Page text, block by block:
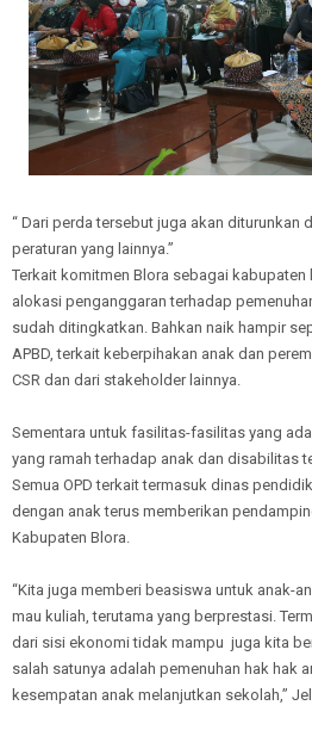
“ Dari perda tersebut juga akan diturunkan
peraturan yang lainnya.”
Terkait komitmen Blora sebagai kabupaten
alokasi penganggaran terhadap
sudah ditingkatkan. Bahkan naik hampir
APBD, terkait keberpihakan anak dan
CSR dan dari stakeholder lainnya.
Sementara untuk fasilitas-fasilitas yang
yang ramah terhadap anak dan disabilitas
Semua OPD terkait termasuk dinas
dengan anak terus memberikan
Kabupaten Blora.
“Kita juga memberi beasiswa untuk anak-
mau kuliah, terutama yang berprestasi.
dari sisi ekonomi tidak mampu juga kita
salah satunya adalah pemenuhan hak hak
kesempatan anak melanjutkan sekolah,”